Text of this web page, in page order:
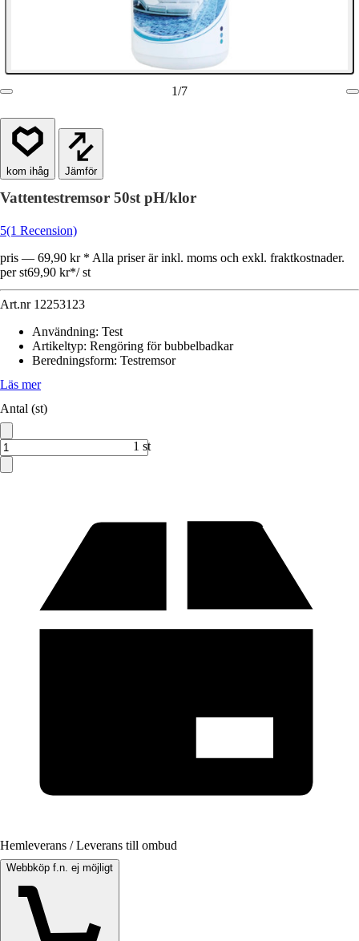
1/7
Jämför
Vattentestremsor 50st pH/klor
5(1 Recension)
pris — 69,90 kr * Alla priser är inkl. moms och exkl. fraktkostnader.
per st69,90 kr*/ st
Art.nr 12253123
Användning: Test
Artikeltyp: Rengöring för bubbelbadkar
Beredningsform: Testremsor
Läs mer
Antal (st)
1 st
Hemleverans / Leverans till ombud
Webbköp f.n. ej möjligt